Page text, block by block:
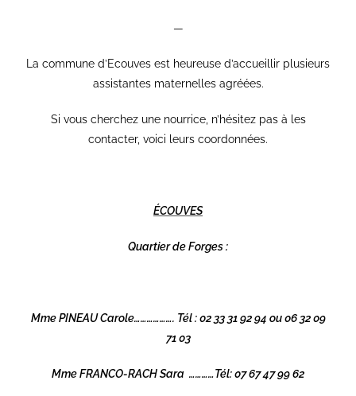
—
La commune d’Ecouves est heureuse d’accueillir plusieurs
assistantes maternelles agréées.
Si vous cherchez une nourrice, n’hésitez pas à les
contacter, voici leurs coordonnées.
ÉCOUVES
Quartier de Forges :
Mme PINEAU Carole………………. Tél : 02 33 31 92 94 ou 06 32 09
71 03
Mme FRANCO-RACH Sara …………Tél: 07 67 47 99 62